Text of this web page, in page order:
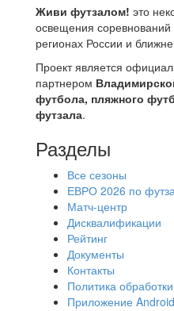
Живи футзалом! это
освещения
регионах России и
Проект является
партнером
футбола, пляжного
футзала.
Разделы
Все сезоны
ЕВРО 2026 по
Матч-центр
Дисквалификации
Рейтинг
Документы
Контакты
Политика
Приложение Android